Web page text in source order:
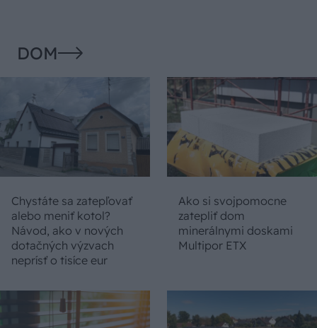
DOM
Chystáte sa zatepľovať
alebo meniť kotol?
Návod, ako v nových
dotačných výzvach
neprísť o tisíce eur
Ako si svojpomocne
zatepliť dom
minerálnymi doskami
Multipor ETX